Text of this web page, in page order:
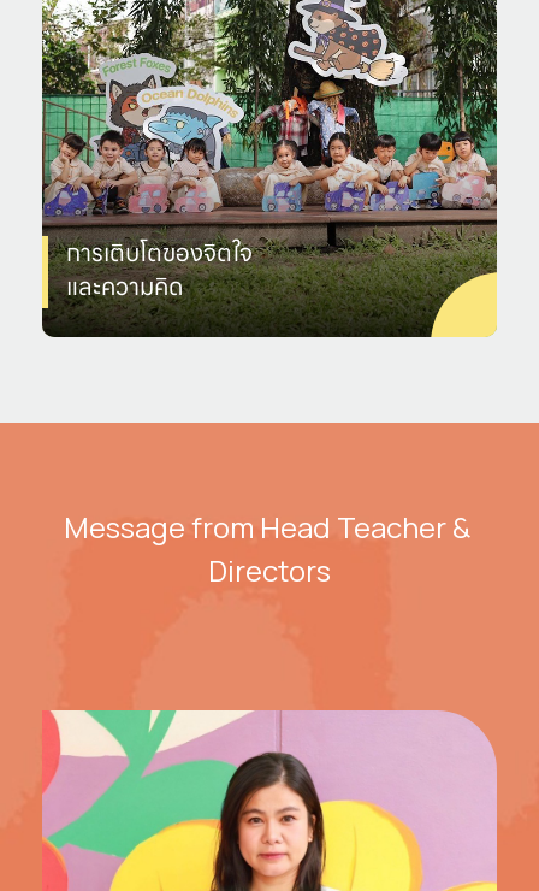
การเติบโตของจิตใจ
และความคิด
Message from Head Teacher &
Directors